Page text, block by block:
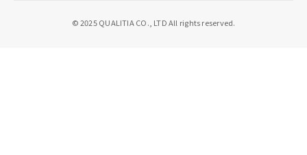
© 2025 QUALITIA CO., LTD All rights reserved.